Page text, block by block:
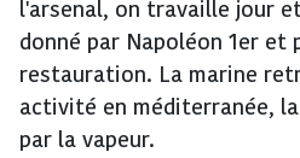
l'arsenal, on travaille jour
donné par Napoléon 1er et
restauration. La marine
activité en méditerranée,
par la vapeur.